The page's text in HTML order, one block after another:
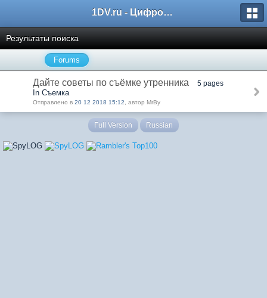
1DV.ru - Цифровое видео
Результаты поиска
Forums
Дайте советы по съёмке утренника 5 pages
In Съемка
Отправлено в 20 12 2018 15:12 , автор MrBy
Full Version Russian